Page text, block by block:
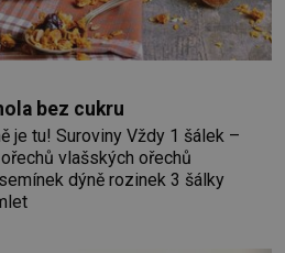
bez cukru
1 šálek –
vlašských ořechů
dýně rozinek 3 šálky